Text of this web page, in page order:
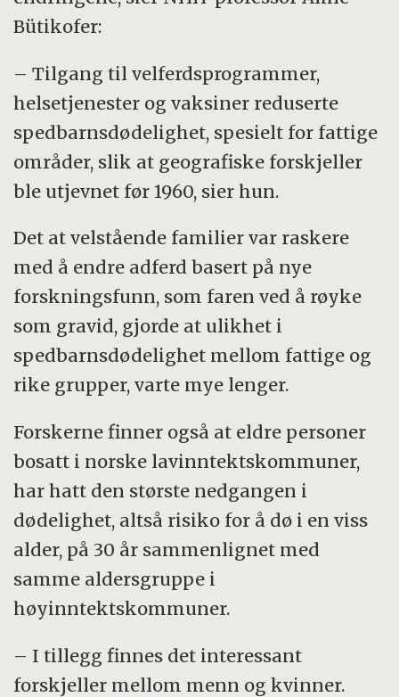
Bütikofer:
– Tilgang til velferdsprogrammer,
helsetjenester og vaksiner reduserte
spedbarnsdødelighet, spesielt for fattige
områder, slik at geografiske forskjeller
ble utjevnet før 1960, sier hun.
Det at velstående familier var raskere
med å endre adferd basert på nye
forskningsfunn, som faren ved å røyke
som gravid, gjorde at ulikhet i
spedbarnsdødelighet mellom fattige og
rike grupper, varte mye lenger.
Forskerne finner også at eldre personer
bosatt i norske lavinntektskommuner,
har hatt den største nedgangen i
dødelighet, altså risiko for å dø i en viss
alder, på 30 år sammenlignet med
samme aldersgruppe i
høyinntektskommuner.
– I tillegg finnes det interessant
forskjeller mellom menn og kvinner.